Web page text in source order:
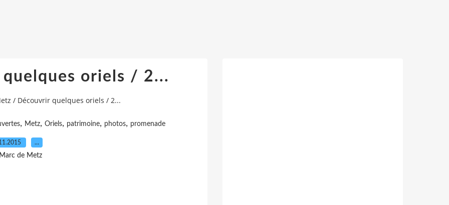
oriels / 2...
/ Découvrir quelques oriels / 2...
, Metz, Oriels, patrimoine, photos, promenade
…
de Metz